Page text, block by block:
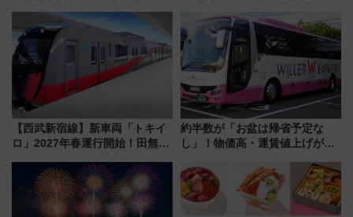
行開始に！ この夏は直通列車で
横浜へ！
トの一環で激レア体験できちゃ
うかも 参加方法やスケジュール
をご紹介
【西武新宿線】新車両「トキイ
ロ」2027年春運行開始！田無・
「第2弾」も
約半数が「お盆は帰省予定な
し」！物価高・運賃値上げが財
りたいけど……【WILLER お盆
帰省動向調査】